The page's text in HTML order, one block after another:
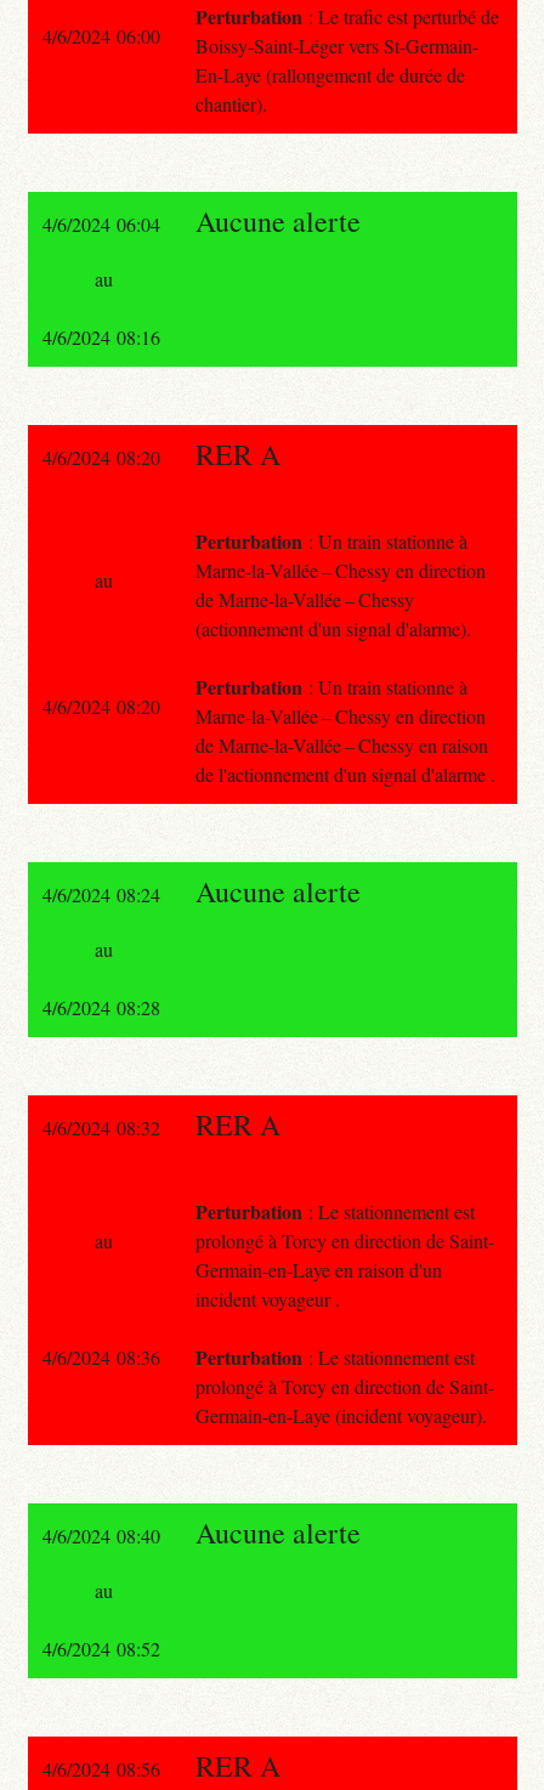
Perturbation : Le trafic est perturbé de
Boissy-Saint-Léger vers St-Germain-
En-Laye (rallongement de durée de
chantier).
4/6/2024 06:00
4/6/2024 06:04 Aucune alerte
au
4/6/2024 08:16
4/6/2024 08:20 RER A
Perturbation : Un train stationne à
Marne-la-Vallée – Chessy en direction
de Marne-la-Vallée – Chessy
(actionnement d'un signal d'alarme).
Perturbation : Un train stationne à
Marne-la-Vallée – Chessy en direction
de Marne-la-Vallée – Chessy en raison
de l'actionnement d'un signal d'alarme .
au
4/6/2024 08:20
4/6/2024 08:24 Aucune alerte
au
4/6/2024 08:28
4/6/2024 08:32 RER A
Perturbation : Le stationnement est
prolongé à Torcy en direction de Saint-
Germain-en-Laye en raison d'un
incident voyageur .
Perturbation : Le stationnement est
prolongé à Torcy en direction de Saint-
Germain-en-Laye (incident voyageur).
au
4/6/2024 08:36
4/6/2024 08:40 Aucune alerte
au
4/6/2024 08:52
4/6/2024 08:56 RER A